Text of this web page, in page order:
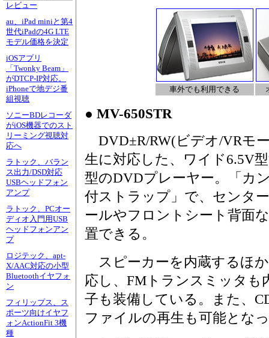
レビュー
au、iPad miniと第4
世代iPadの4G LTE
モデル価格を決定
iOSアプリ
「Twonky Beam」
がDTCP-IP対応。
iPhoneで地デジ番
組視聴
ソニーBDレコーダ
がiOS機器でのスト
リーミング視聴対
応へ
ラトック、バラン
ス出力/DSD対応
USBヘッドフォン
アンプ
ラトック、PCオー
ディオ入門用USB
ヘッドフォンアン
プ
ロジテック、apt-
X/AAC対応の小型
Bluetoothイヤフォ
ン
フィリップス、ス
ポーツ向けイヤフ
ォンActionFit 3機
種
車外でも利用できる
● MV-650STR
DVD±R/RW(ビデオ/VRモ
生に対応した、ワイド6.5V
型のDVDプレーヤー。「カ
付ストラップ」で、センタ
ールやフロントシート背面
置できる。
スピーカーを内蔵するほ
応し、FMトランスミッタも
子も装備している。また、
ファイルの再生も可能とな